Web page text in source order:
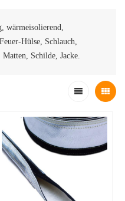
wärmeisolierend,
Hülse, Schlauch,
Schilde, Jacke.